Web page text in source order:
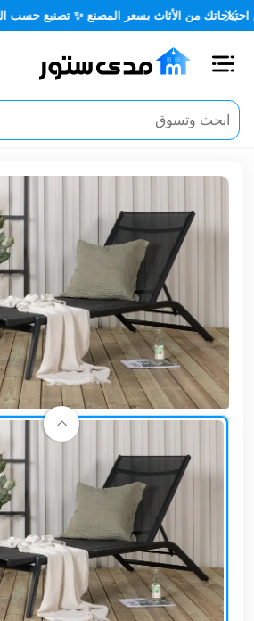
من الأثاث بسعر المصنع ✨ تصنيع حسب الطلب
اغلاق
الفئات
الحساب
أثاث
مكتبي
أثاث
منزلي
أثاث
خارجي
وشواطئ
كافيهات
ومطاعم
وفنادق
حواجز
مرورية
خزانات